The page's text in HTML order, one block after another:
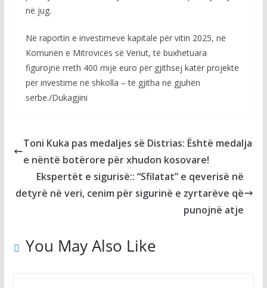
në jug.
Në raportin e investimeve kapitale për vitin 2025, në
Komunën e Mitrovicës së Veriut, të buxhetuara
figurojnë rreth 400 mijë euro për gjithsej katër projekte
për investime në shkolla – të gjitha në gjuhën
serbe./Dukagjini
Toni Kuka pas medaljes së Distrias: Është medalja
e nëntë botërore për xhudon kosovare!
Ekspertët e sigurisë:: “Sfilatat” e qeverisë në
detyrë në veri, cenim për sigurinë e zyrtarëve që
punojnë atje
You May Also Like